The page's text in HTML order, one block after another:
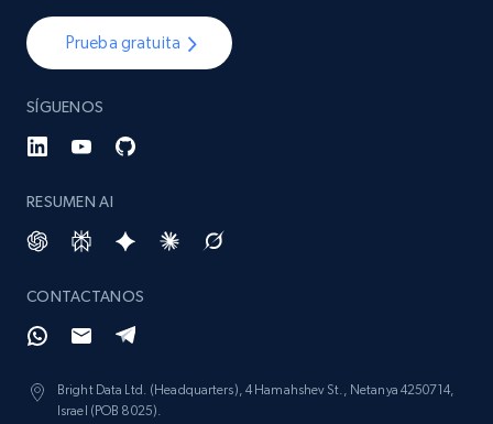
Prueba gratuita
SÍGUENOS
RESUMEN AI
CONTACTANOS
Bright Data Ltd. (Headquarters), 4 Hamahshev St., Netanya 4250714,
Israel (POB 8025).